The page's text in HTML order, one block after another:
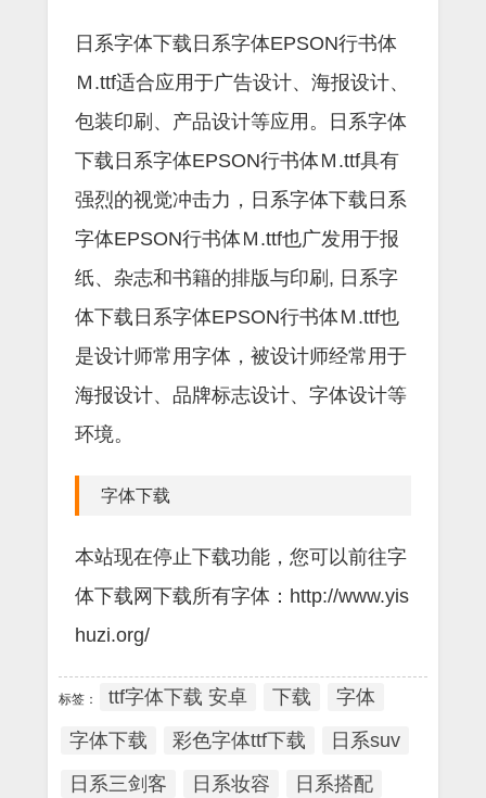
日系字体下载日系字体EPSON行书体
Ｍ.ttf适合应用于广告设计、海报设计、
包装印刷、产品设计等应用。日系字体
下载日系字体EPSON行书体Ｍ.ttf具有
强烈的视觉冲击力，日系字体下载日系
字体EPSON行书体Ｍ.ttf也广发用于报
纸、杂志和书籍的排版与印刷, 日系字
体下载日系字体EPSON行书体Ｍ.ttf也
是设计师常用字体，被设计师经常用于
海报设计、品牌标志设计、字体设计等
环境。
字体下载
本站现在停止下载功能，您可以前往字
体下载网下载所有字体：http://www.yis
huzi.org/
标签： ttf字体下载 安卓 下载
字体
字体下载
彩色字体ttf下载
日系suv
日系三剑客
日系妆容
日系搭配